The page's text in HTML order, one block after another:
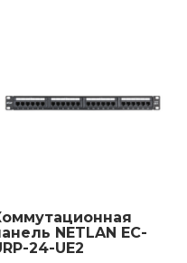
NETLAN EC-
24-UE2